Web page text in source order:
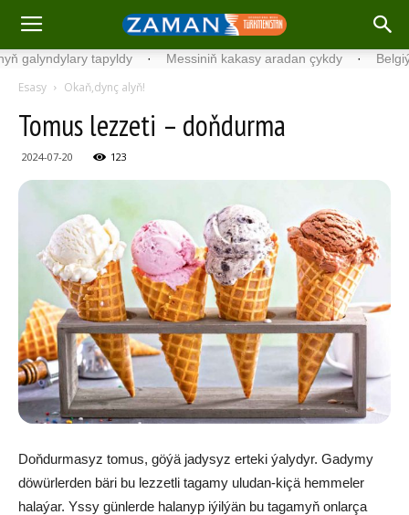
tapyldy · Messiniň kakasy aradan çykdy · Belgiýada
Esasy Okaň,dynç alyň!
Tomus lezzeti – doňdurma
2024-07-20 123
Doňdurmasyz tomus, göýä jadysyz erteki ýalydyr. Gadymy
döwürlerden bäri bu lezzetli tagamy uludan-kiçä hemmeler
halaýar. Yssy günlerde halanyp iýilýän bu tagamyň onlarça